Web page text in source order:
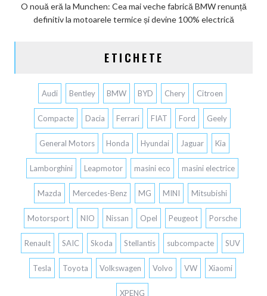
O nouă eră la Munchen: Cea mai veche fabrică BMW renunță
definitiv la motoarele termice și devine 100% electrică
ETICHETE
Audi Bentley BMW BYD Chery Citroen
Compacte Dacia Ferrari FIAT Ford Geely
General Motors Honda Hyundai Jaguar Kia
Lamborghini Leapmotor masini eco masini electrice
Mazda Mercedes-Benz MG MINI Mitsubishi
Motorsport NIO Nissan Opel Peugeot Porsche
Renault SAIC Skoda Stellantis subcompacte SUV
Tesla Toyota Volkswagen Volvo VW Xiaomi
XPENG